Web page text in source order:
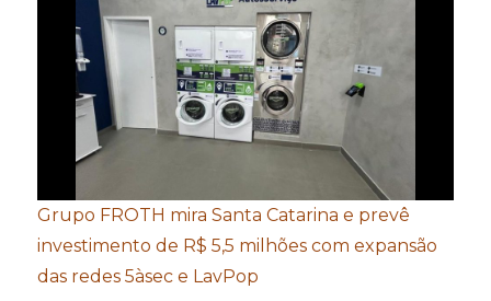
Grupo FROTH mira Santa Catarina e prevê
investimento de R$ 5,5 milhões com expansão
das redes 5àsec e LavPop